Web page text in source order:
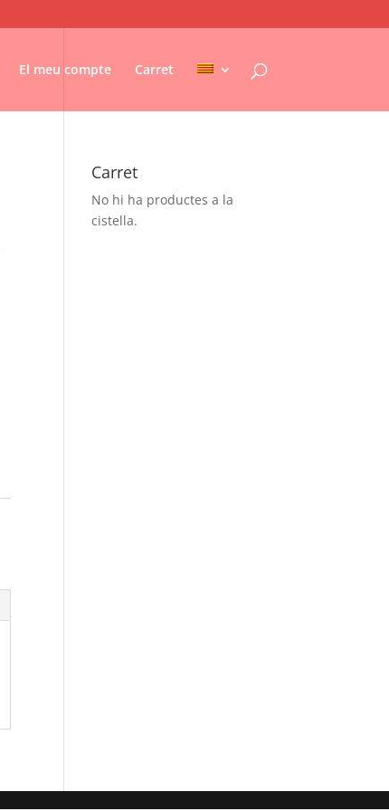
El meu compte Carret
Carret
No hi ha productes a la
cistella.